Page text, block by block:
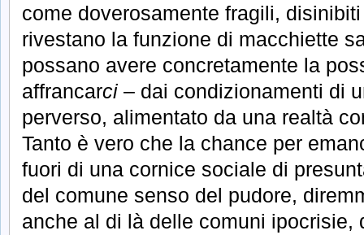
come doverosamente fragili,
rivestano la funzione di macchiette
possano avere concretamente la
affrancarci – dai condizionamenti di
perverso, alimentato da una realtà
Tanto è vero che la chance per
fuori di una cornice sociale di
del comune senso del pudore,
anche al di là delle comuni ipocrisie,